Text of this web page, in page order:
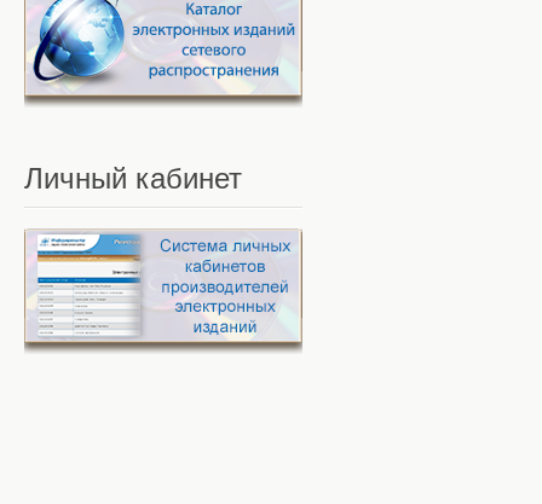
Личный кабинет